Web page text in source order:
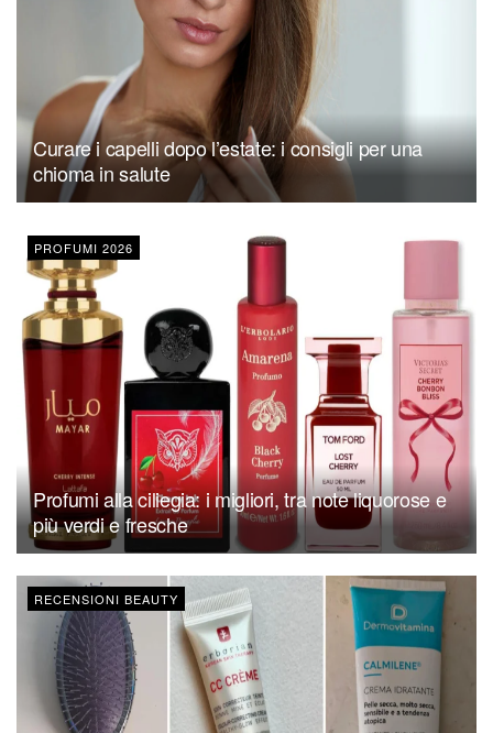
Curare i capelli dopo l’estate: i consigli per una
chioma in salute
PROFUMI 2026
Profumi alla ciliegia: i migliori, tra note liquorose e
più verdi e fresche
RECENSIONI BEAUTY